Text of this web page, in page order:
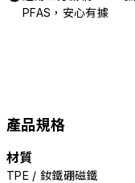
PFAS，安心有據
產品規格
材質
TPE / 釹鐵硼磁鐵